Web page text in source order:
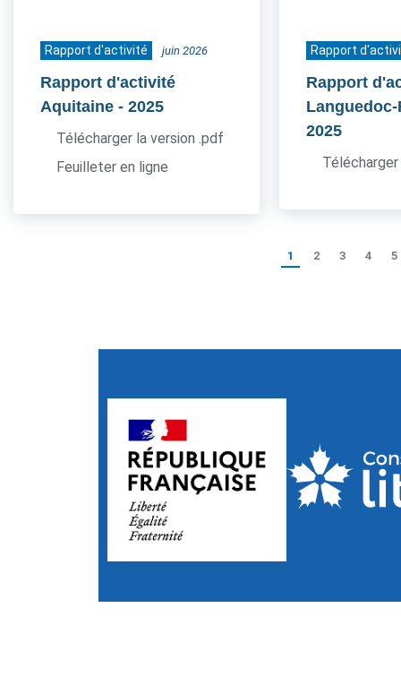
Rapport d'activité juin 2026
Rapport d'activité
Aquitaine - 2025
Télécharger la version .pdf
Feuilleter en ligne
Rapport
Rapport
2025
1 2 3 4 5